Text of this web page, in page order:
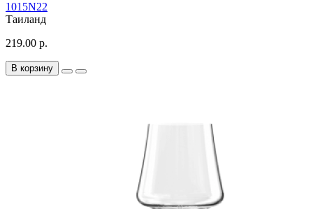
1015N22
Таиланд
219.00 р.
В корзину